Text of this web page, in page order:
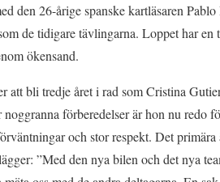
den 26-årige spanske kartläsaren
de tidigare tävlingarna. Loppet har
ökensand.
att bli tredje året i rad som Cristina
noggranna förberedelser är hon nu redo
och stor respekt. Det
”Med den nya bilen och det nya